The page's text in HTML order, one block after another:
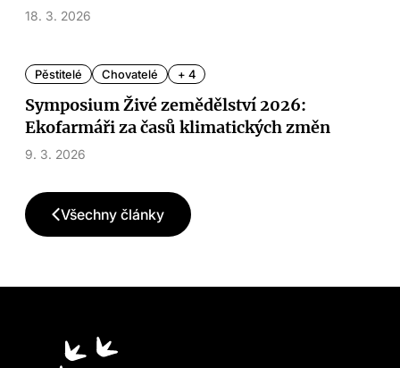
18. 3. 2026
Pěstitelé Chovatelé + 4
Symposium Živé zemědělství 2026:
Ekofarmáři za časů klimatických změn
9. 3. 2026
Všechny články